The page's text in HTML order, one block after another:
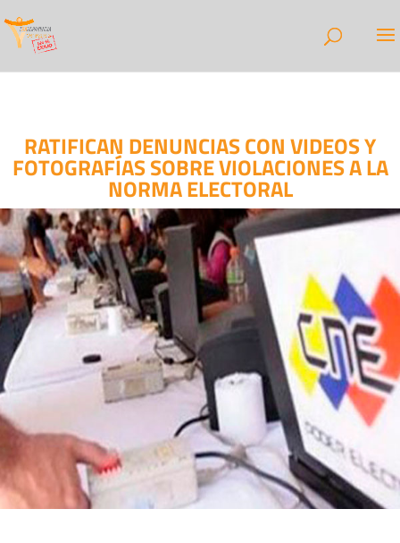
RATIFICAN DENUNCIAS CON VIDEOS Y
FOTOGRAFÍAS SOBRE VIOLACIONES A LA
NORMA ELECTORAL